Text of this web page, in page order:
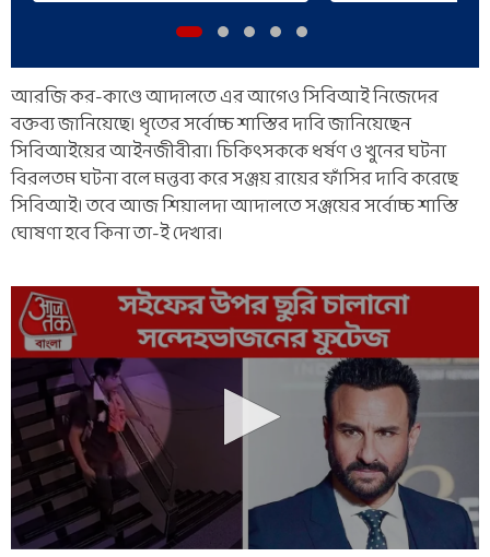
আরজি কর-কাণ্ডে আদালতে এর আগেও সিবিআই নিজেদের
বক্তব্য জানিয়েছে। ধৃতের সর্বোচ্চ শাস্তির দাবি জানিয়েছেন
সিবিআইয়ের আইনজীবীরা। চিকিৎসককে ধর্ষণ ও খুনের ঘটনা
বিরলতম ঘটনা বলে মন্তব্য করে সঞ্জয় রায়ের ফাঁসির দাবি করেছে
সিবিআই। তবে আজ শিয়ালদা আদালতে সঞ্জয়ের সর্বোচ্চ শাস্তি
ঘোষণা হবে কিনা তা-ই দেখার।